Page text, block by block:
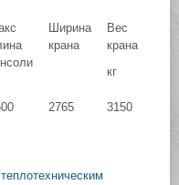
Ширина
крана
Вес
крана
кг
2765 3150